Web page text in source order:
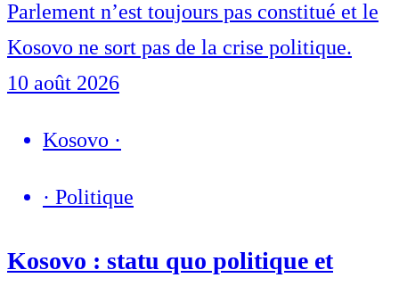
Parlement n’est toujours pas constitué et le
Kosovo ne sort pas de la crise politique.
10 août 2026
Kosovo ·
· Politique
Kosovo : statu quo politique et